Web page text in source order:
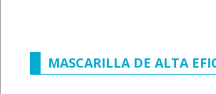
MASCARILLA DE ALTA